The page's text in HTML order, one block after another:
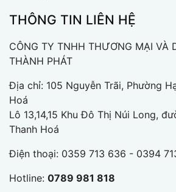
THÔNG TIN LIÊN HỆ
CÔNG TY TNHH THƯƠNG MẠI VÀ
THÀNH PHÁT
Địa chỉ: 105 Nguyễn Trãi, Phường
Hoá
Lô 13,14,15 Khu Đô Thị Núi Long,
Thanh Hoá
Điện thoại: 0359 713 636 - 0394
Hotline: 0789 981 818